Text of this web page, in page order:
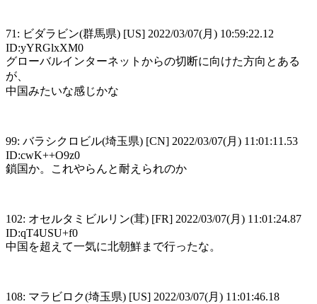
71: ビダラビン(群馬県) [US] 2022/03/07(月) 10:59:22.12
ID:yYRGlxXM0
グローバルインターネットからの切断に向けた方向とある
が、
中国みたいな感じかな
99: バラシクロビル(埼玉県) [CN] 2022/03/07(月) 11:01:11.53
ID:cwK++O9z0
鎖国か。これやらんと耐えられのか
102: オセルタミビルリン(茸) [FR] 2022/03/07(月) 11:01:24.87
ID:qT4USU+f0
中国を超えて一気に北朝鮮まで行ったな。
108: マラビロク(埼玉県) [US] 2022/03/07(月) 11:01:46.18